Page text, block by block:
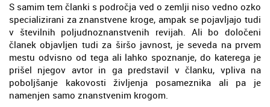
S samim tem članki s področja ved o zemlji niso vedno ozko
specializirani za znanstvene kroge, ampak se pojavljajo tudi
v številnih poljudnoznanstvenih revijah. Ali bo določeni
članek objavljen tudi za širšo javnost, je seveda na prvem
mestu odvisno od tega ali lahko spoznanje, do katerega je
prišel njegov avtor in ga predstavil v članku, vpliva na
poboljšanje kakovosti življenja posameznika ali pa je
namenjen samo znanstvenim krogom.